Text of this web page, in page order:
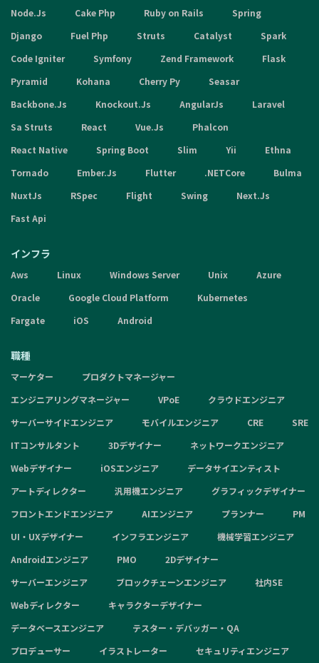
Node.Js Cake Php Ruby on Rails
Spring
Django
Fuel Php Struts Catalyst
Spark
Code Igniter
Symfony Zend Framework
Flask
Pyramid
Kohana Cherry Py
Seasar
Backbone.Js
Knockout.Js AngularJs
Laravel
Sa Struts
React Vue.Js
Phalcon
React Native
Spring Boot Slim Yii
Ethna
Tornado
Ember.Js Flutter .NETCore
Bulma
NuxtJs
RSpec Flight Swing
Next.Js
Fast Api
インフラ
Aws Linux Windows Server Unix
Azure
Oracle
Google Cloud Platform
Kubernetes
Fargate
iOS Android
職種
マーケター
プロダクトマネージャー
エンジニアリングマネージャー
VPoE
クラウドエンジニア
サーバーサイドエンジニア
モバイルエンジニア CRE
SRE
ITコンサルタント
3Dデザイナー
ネットワークエンジニア
Webデザイナー
iOSエンジニア
データサイエンティスト
アートディレクター
汎用機エンジニア
グラフィックデザイナー
フロントエンドエンジニア
AIエンジニア プランナー
PM
UI・UXデザイナー
インフラエンジニア
機械学習エンジニア
Androidエンジニア
PMO
2Dデザイナー
サーバーエンジニア
ブロックチェーンエンジニア
社内SE
Webディレクター
キャラクターデザイナー
データベースエンジニア
テスター・デバッガー・QA
プロデューサー
イラストレーター セキュリティエンジニア